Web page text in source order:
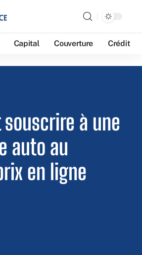
Capital Couverture Crédit
souscrire à une
auto au
en ligne